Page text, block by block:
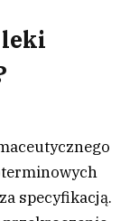
leki
specyfikacją.